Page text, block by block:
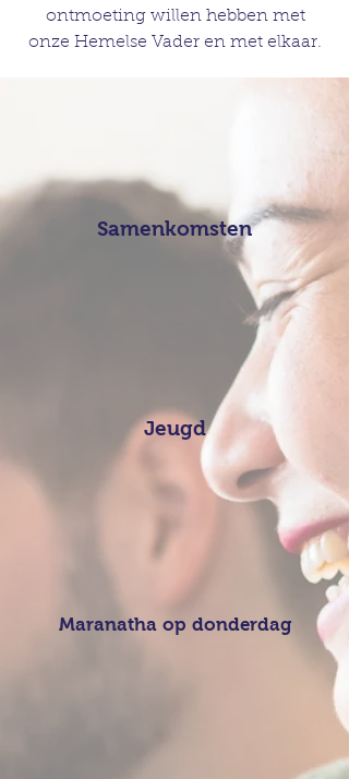
ontmoeting willen hebben met
onze Hemelse Vader en met elkaar.
Samenkomsten
Jeugd
Maranatha op donderdag